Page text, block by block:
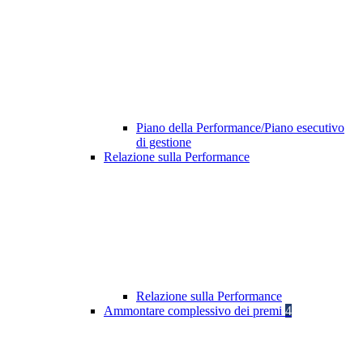
Piano della Performance/Piano esecutivo
di gestione
Relazione sulla Performance
Relazione sulla Performance
Ammontare complessivo dei premi 4